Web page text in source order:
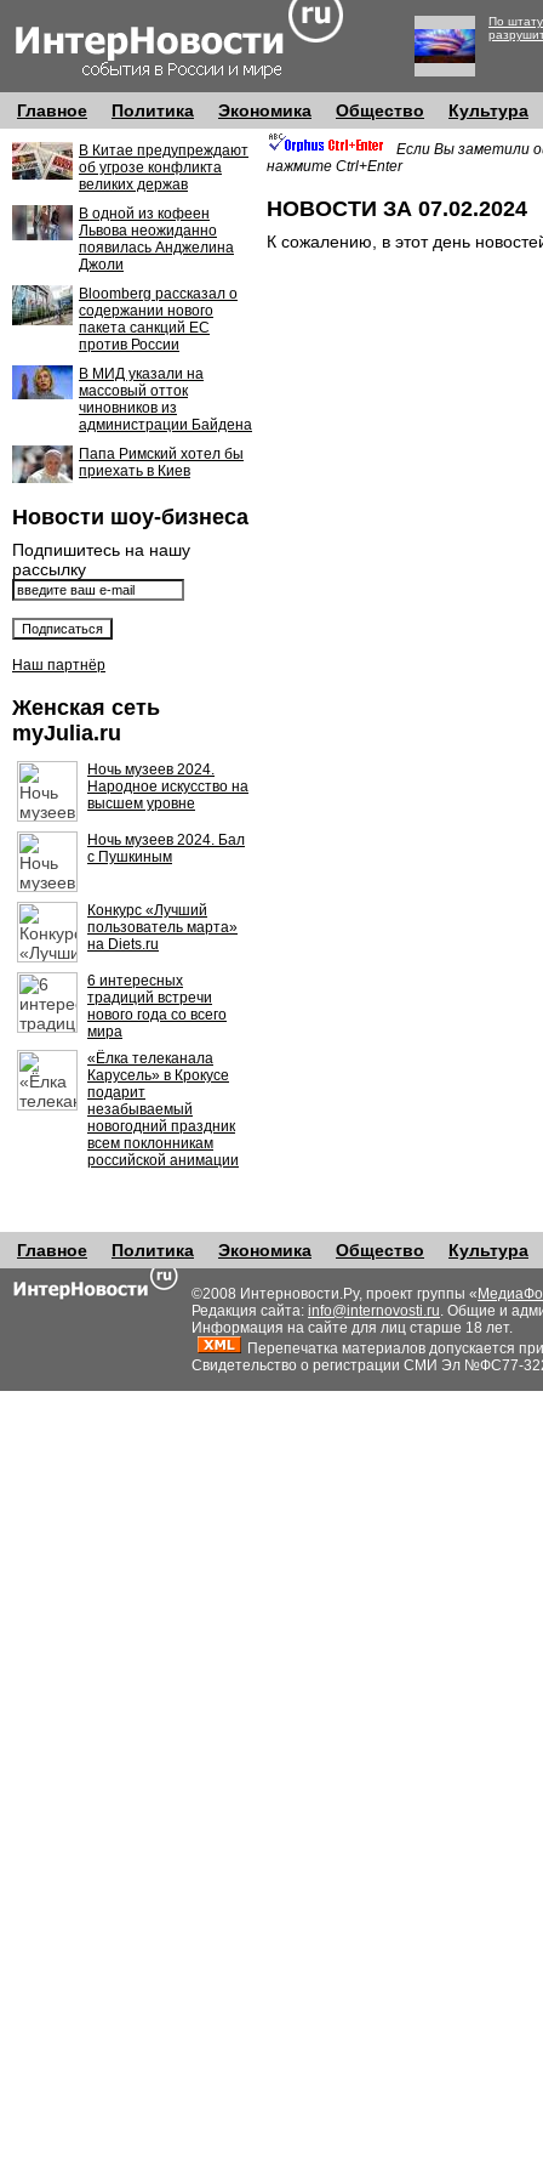
По
Главное Политика Экономика Общество Культура
В Китае предупреждают
об угрозе конфликта
великих держав
В одной из кофеен
Львова неожиданно
появилась Анджелина
Джоли
Bloomberg рассказал о
содержании нового
пакета санкций ЕС
против России
В МИД указали на
массовый отток
чиновников из
администрации Байдена
Папа Римский хотел бы
приехать в Киев
Новости шоу-бизнеса
Подпишитесь на нашу
рассылку
Наш партнёр
Женская сеть
myJulia.ru
Ночь музеев 2024.
Народное искусство на
высшем уровне
Ночь музеев 2024. Бал
с Пушкиным
Конкурс «Лучший
пользователь марта»
на Diets.ru
6 интересных
традиций встречи
нового года со всего
мира
«Ёлка телеканала
Карусель» в Крокусе
подарит
незабываемый
новогодний праздник
всем поклонникам
российской анимации
Если Вы заметили
нажмите Ctrl+Enter
НОВОСТИ ЗА 07.02.2024
К сожалению, в этот день
Главное Политика Экономика Общество Культура
©2008 Интерновости.Ру, проект группы «
Редакция сайта: info@internovosti.ru. Общие и
Информация на сайте для лиц старше 18 лет.
Перепечатка материалов допускается
Свидетельство о регистрации СМИ Эл №ФС77-